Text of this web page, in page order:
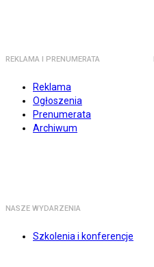
REKLAMA I PRENUMERATA
Reklama
Ogłoszenia
Prenumerata
Archiwum
NASZE WYDARZENIA
Szkolenia i konferencje